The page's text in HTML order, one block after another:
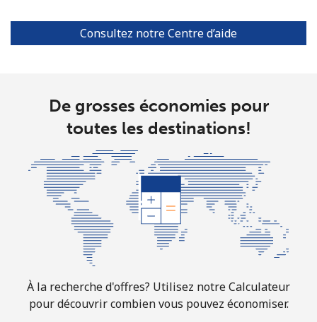
Consultez notre Centre d’aide
De grosses économies pour
toutes les destinations!
À la recherche d'offres? Utilisez notre Calculateur
pour découvrir combien vous pouvez économiser.